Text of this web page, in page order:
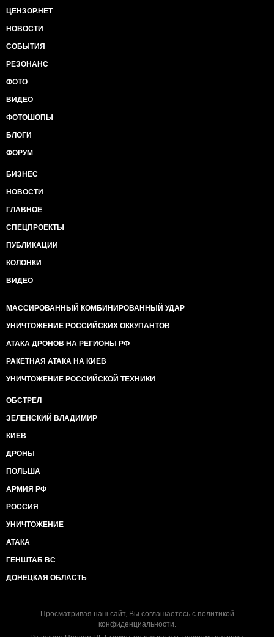
ЦЕНЗОР.НЕТ
НОВОСТИ
СОБЫТИЯ
РЕЗОНАНС
ФОТО
ВИДЕО
ФОТОШОПЫ
БЛОГИ
ФОРУМ
БИЗНЕС
НОВОСТИ
ГЛАВНОЕ
СПЕЦПРОЕКТЫ
ПУБЛИКАЦИИ
КОЛОНКИ
ВИДЕО
МАССИРОВАННЫЙ КОМБИНИРОВАННЫЙ УДАР
УНИЧТОЖЕНИЕ РОССИЙСКИХ ОККУПАНТОВ
АТАКА ДРОНОВ НА РЕГИОНЫ РФ
РАКЕТНАЯ АТАКА НА КИЕВ
УНИЧТОЖЕНИЕ РОССИЙСКОЙ ТЕХНИКИ
ОБСТРЕЛ
ЗЕЛЕНСКИЙ ВЛАДИМИР
КИЕВ
ДРОНЫ
ПОЛЬША
АРМИЯ РФ
РОССИЯ
УНИЧТОЖЕНИЕ
АТАКА
ГЕНШТАБ ВС
ДОНЕЦКАЯ ОБЛАСТЬ
Просматривая наш сайт, Вы соглашаетесь с политикой
конфиденциальности.